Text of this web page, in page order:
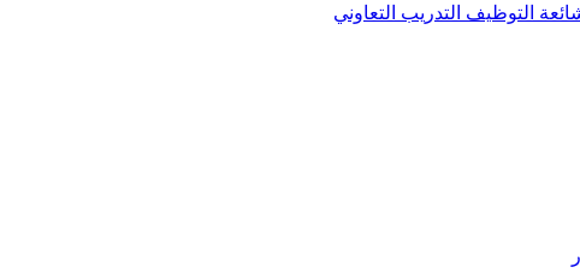
التوظيف التدريب التعاوني